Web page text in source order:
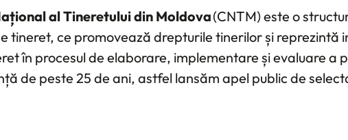
al Tineretului din Moldova(CNTM) este o
tineret, ce promovează drepturile tinerilor și reprezintă
în procesul de elaborare, implementare și evaluare a
de peste 25 de ani, astfel lansăm apel public de